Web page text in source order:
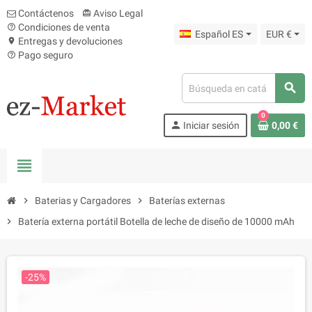
Contáctenos card_giftcard Aviso Legal
help_outline Condiciones de venta
location_on Entregas y devoluciones
help_outline Pago seguro
Español ES EUR €
search
person Iniciar sesión
0
0,00 €
view_headline
chevron_right Baterias y Cargadores chevron_right
Baterías externas
chevron_right
Batería externa portátil Botella de leche de diseño de 10000 mAh
-25%